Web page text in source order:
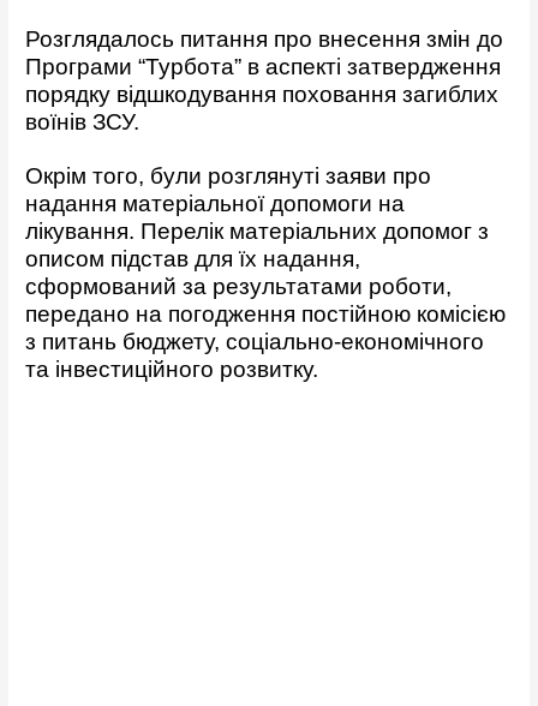
Розглядалось питання про внесення змін до
Програми “Турбота” в аспекті затвердження
порядку відшкодування поховання загиблих
воїнів ЗСУ.
Окрім того, були розглянуті заяви про
надання матеріальної допомоги на
лікування. Перелік матеріальних допомог з
описом підстав для їх надання,
сформований за результатами роботи,
передано на погодження постійною комісією
з питань бюджету, соціально-економічного
та інвестиційного розвитку.